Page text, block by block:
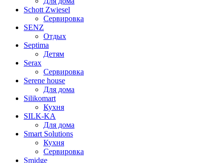
Schott Zwiesel
Сервировка
SENZ
Отдых
Septima
Детям
Serax
Сервировка
Serene house
Для дома
Silikomart
Кухня
SILK-KA
Для дома
Smart Solutions
Кухня
Сервировка
Smidge